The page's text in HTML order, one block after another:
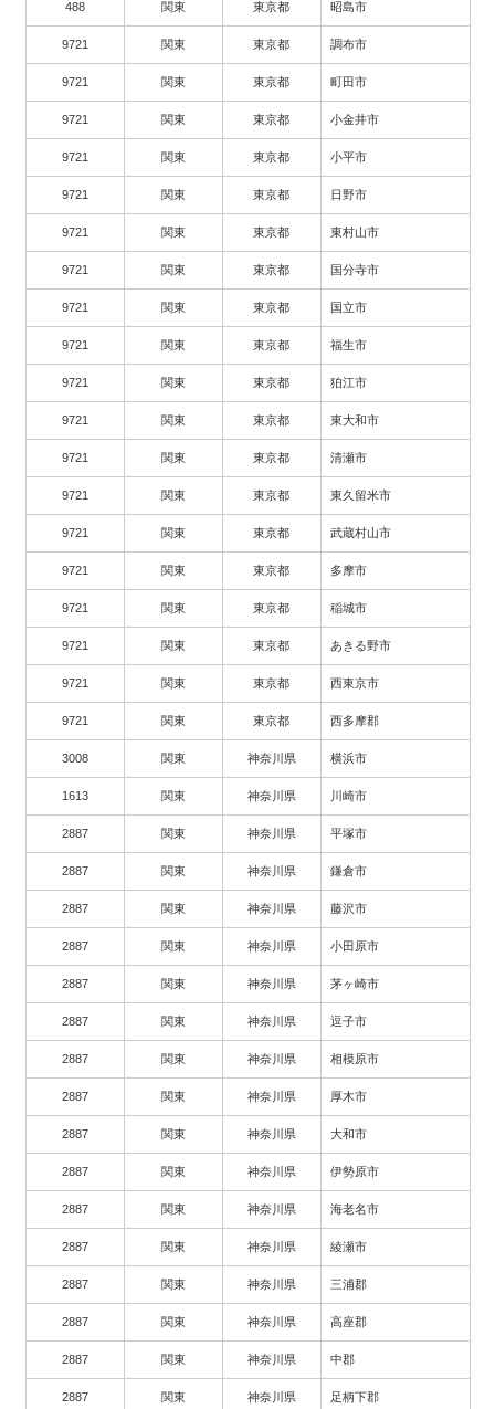
488 関東 東京都 昭島市
9721 関東 東京都 調布市
9721 関東 東京都 町田市
9721 関東 東京都 小金井市
9721 関東 東京都 小平市
9721 関東 東京都 日野市
9721 関東 東京都 東村山市
9721 関東 東京都 国分寺市
9721 関東 東京都 国立市
9721 関東 東京都 福生市
9721 関東 東京都 狛江市
9721 関東 東京都 東大和市
9721 関東 東京都 清瀬市
9721 関東 東京都 東久留米市
9721 関東 東京都 武蔵村山市
9721 関東 東京都 多摩市
9721 関東 東京都 稲城市
9721 関東 東京都 あきる野市
9721 関東 東京都 西東京市
9721 関東 東京都 西多摩郡
3008 関東 神奈川県 横浜市
1613 関東 神奈川県 川崎市
2887 関東 神奈川県 平塚市
2887 関東 神奈川県 鎌倉市
2887 関東 神奈川県 藤沢市
2887 関東 神奈川県 小田原市
2887 関東 神奈川県 茅ヶ崎市
2887 関東 神奈川県 逗子市
2887 関東 神奈川県 相模原市
2887 関東 神奈川県 厚木市
2887 関東 神奈川県 大和市
2887 関東 神奈川県 伊勢原市
2887 関東 神奈川県 海老名市
2887 関東 神奈川県 綾瀬市
2887 関東 神奈川県 三浦郡
2887 関東 神奈川県 高座郡
2887 関東 神奈川県 中郡
2887 関東 神奈川県 足柄下郡